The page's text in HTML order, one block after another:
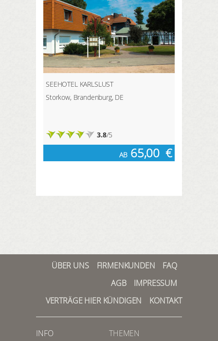
SEEHOTEL KARLSLUST
Storkow, Brandenburg, DE
3.8/5
AB 65,00 €
ÜBER UNS FIRMENKUNDEN
FAQ
AGB
IMPRESSUM
VERTRÄGE HIER KÜNDIGEN
KONTAKT
INFO THEMEN